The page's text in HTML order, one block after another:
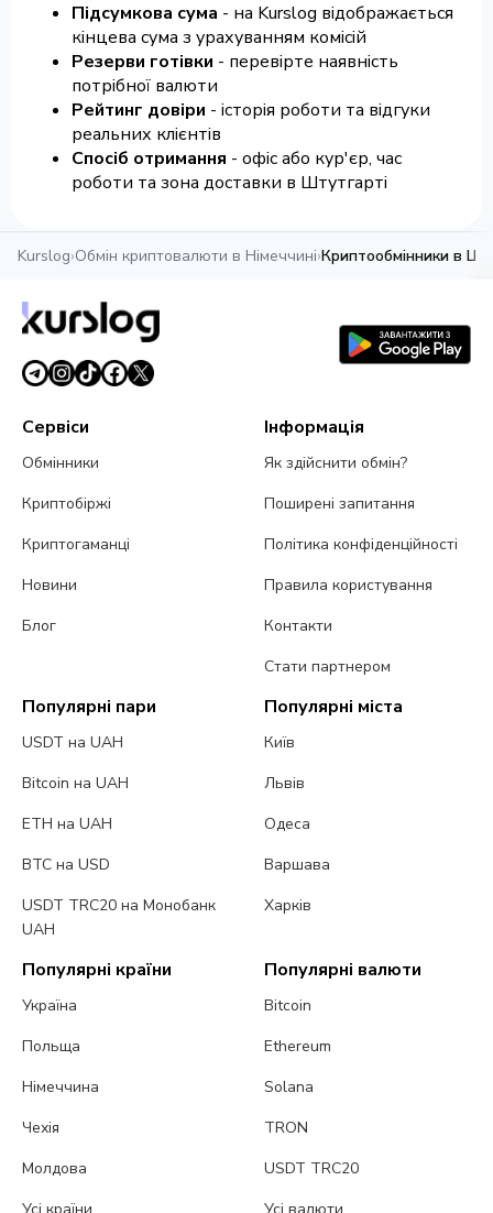
Підсумкова сума - на Kurslog відображається
кінцева сума з урахуванням комісій
Резерви готівки - перевірте наявність
потрібної валюти
Рейтинг довіри - історія роботи та відгуки
реальних клієнтів
Спосіб отримання - офіс або кур'єр, час
роботи та зона доставки в Штутгарті
Kurslog›Обмін криптовалюти в Німеччині›Криптообмінники в
Сервіси
Обмінники
Криптобіржі
Криптогаманці
Новини
Блог
Інформація
Як здійснити обмін?
Поширені запитання
Політика конфіденційності
Правила користування
Контакти
Стати партнером
Популярні пари
USDT на UAH
Bitcoin на UAH
ETH на UAH
BTC на USD
USDT TRC20 на Монобанк
UAH
Популярні міста
Київ
Львів
Одеса
Варшава
Харків
Популярні країни
Україна
Польща
Німеччина
Чехія
Молдова
Популярні валюти
Bitcoin
Ethereum
Solana
TRON
USDT TRC20